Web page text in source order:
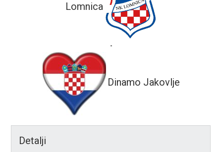
Lomnica
-
Dinamo Jakovlje
Detalji